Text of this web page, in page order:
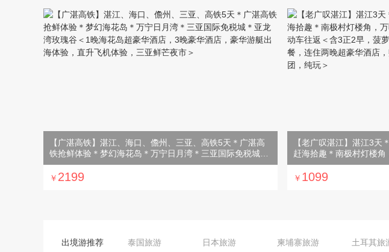
【广湛高铁】湛江、海口、儋州、三亚、高铁5天＊广湛高
铁抢鲜体验＊梦幻海花岛＊万宁日月湾＊三亚国际免税城＊
亚龙湾玫瑰谷＜1晚海花岛超豪华酒店，3晚豪华酒店，豪华
游艇出海体验，直升飞机体验，三亚鲜芒夜市＞
￥ 2199
【老广叹湛江】湛江3天
赶海拾趣＊南极村灯楼角
园＊动车往返＜含3正2
生蚝餐，连住两晚超豪华
￥ 1099
出境游推荐 泰国旅游 日本旅游 柬埔寨旅游 土耳其旅